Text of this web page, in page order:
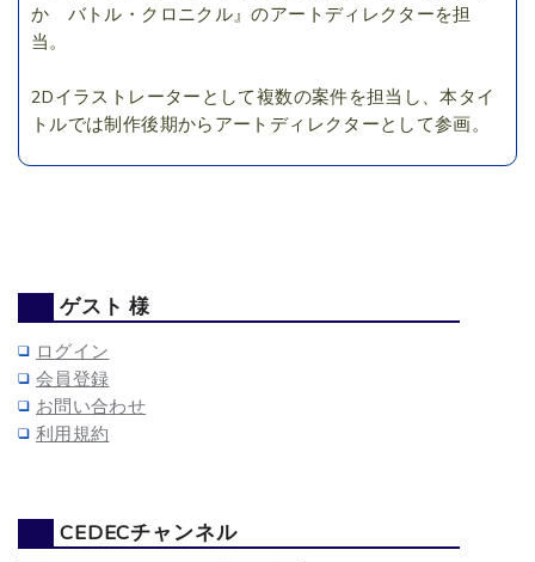
か バトル・クロニクル』のアートディレクターを担
当。
2Dイラストレーターとして複数の案件を担当し、本タイ
トルでは制作後期からアートディレクターとして参画。
ゲスト 様
ログイン
会員登録
お問い合わせ
利用規約
CEDECチャンネル